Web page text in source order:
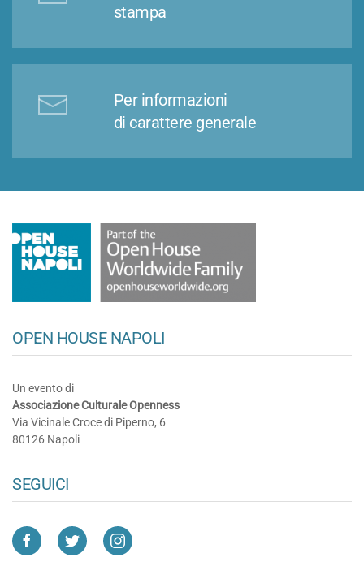
stampa
Per informazioni
di carattere generale
OPEN HOUSE NAPOLI
Un evento di
Associazione Culturale Openness
Via Vicinale Croce di Piperno, 6
80126 Napoli
SEGUICI